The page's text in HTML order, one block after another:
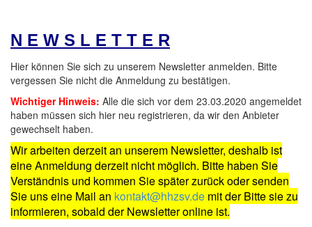
N E W S L E T T E R
Hier können Sie sich zu unserem Newsletter anmelden. Bitte
vergessen Sie nicht die Anmeldung zu bestätigen.
Wichtiger Hinweis: Alle die sich vor dem 23.03.2020 angemeldet
haben müssen sich hier neu registrieren, da wir den Anbieter
gewechselt haben.
Wir arbeiten derzeit an unserem Newsletter, deshalb ist
eine Anmeldung derzeit nicht möglich. Bitte haben Sie
Verständnis und kommen Sie später zurück oder senden
Sie uns eine Mail an kontakt@hhzsv.de mit der Bitte sie zu
informieren, sobald der Newsletter online ist.